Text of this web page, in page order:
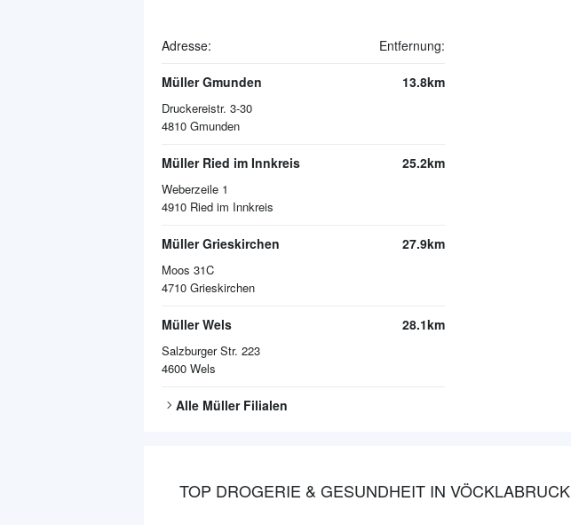
Adresse: Entfernung:
Müller Gmunden
Druckereistr. 3-30
4810 Gmunden
13.8km
Müller Ried im Innkreis
Weberzeile 1
4910 Ried im Innkreis
25.2km
Müller Grieskirchen
Moos 31C
4710 Grieskirchen
27.9km
Müller Wels
Salzburger Str. 223
4600 Wels
28.1km
Alle MüllerFilialen
TOP DROGERIE & GESUNDHEIT IN VÖCKLABRUCK